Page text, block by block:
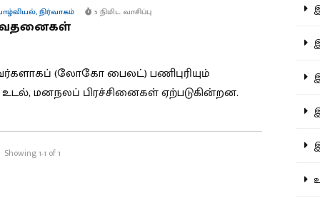
,நிர்வாகம் 5 நிமிட வாசிப்பு
(லோகோ பைலட்) பணிபுரியும்
மனநலப் பிரச்சினைகள் ஏற்படுகின்றன.
Showing 1-1 of 1